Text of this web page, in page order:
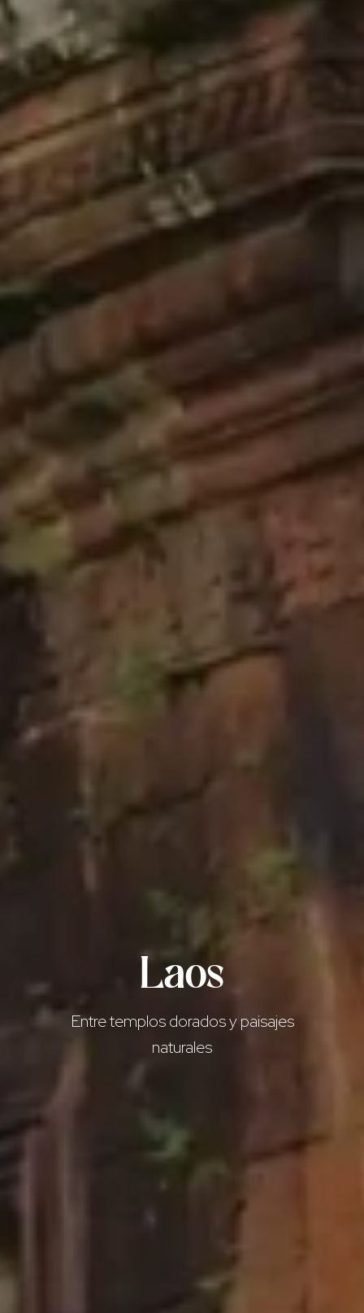
Laos
Entre templos dorados y paisajes
naturales